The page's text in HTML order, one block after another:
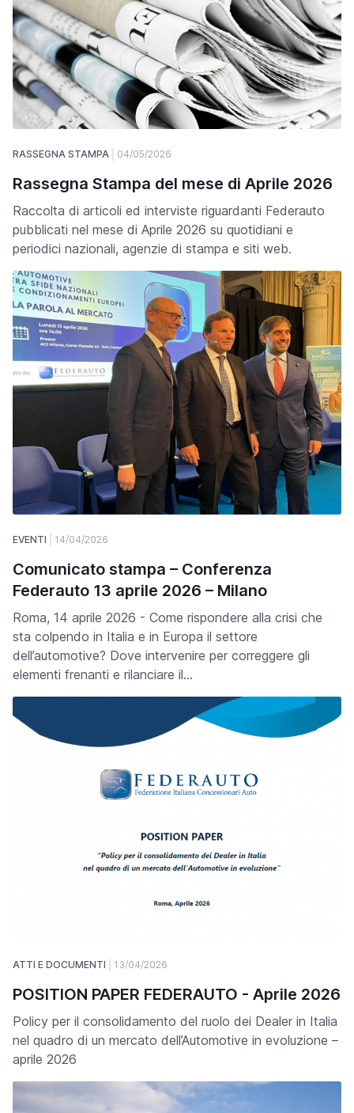
RASSEGNA STAMPA 04/05/2026
Rassegna Stampa del mese di Aprile 2026
Raccolta di articoli ed interviste riguardanti Federauto
pubblicati nel mese di Aprile 2026 su quotidiani e
periodici nazionali, agenzie di stampa e siti web.
EVENTI 14/04/2026
Comunicato stampa – Conferenza
Federauto 13 aprile 2026 – Milano
Roma, 14 aprile 2026 - Come rispondere alla crisi che
sta colpendo in Italia e in Europa il settore
dell’automotive? Dove intervenire per correggere gli
elementi frenanti e rilanciare il…
ATTI E DOCUMENTI 13/04/2026
POSITION PAPER FEDERAUTO - Aprile 2026
Policy per il consolidamento del ruolo dei Dealer in Italia
nel quadro di un mercato dell’Automotive in evoluzione –
aprile 2026